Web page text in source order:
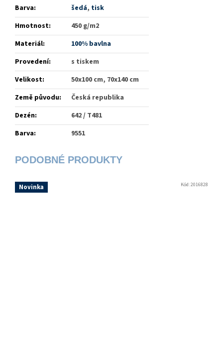
Barva: šedá, tisk
Hmotnost:
450 g/m2
Materiál:
100% bavlna
Provedení:
s tiskem
Velikost:
50x100 cm, 70x140 cm
Země původu:
Česká republika
Dezén:
642 / T481
Barva: 9551
Novinka Kód:2016828